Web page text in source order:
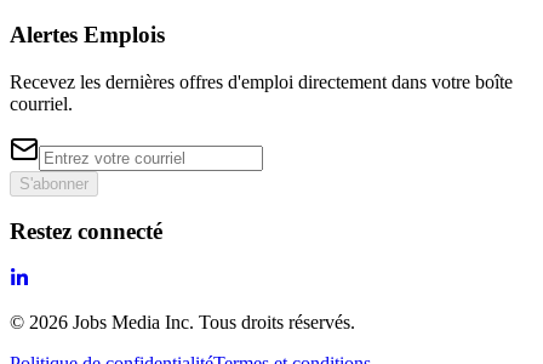
Alertes Emplois
Recevez les dernières offres d'emploi directement dans votre boîte
courriel.
S'abonner
Restez connecté
© 2026 Jobs Media Inc. Tous droits réservés.